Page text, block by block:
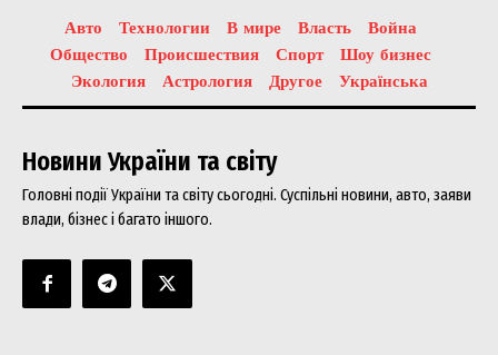
Авто Технологии В мире Власть
Война
Общество
Происшествия Спорт
Шоу бизнес
Экология
Астрология Другое Українська
Новини України та світу
Головні події України та світу сьогодні. Суспільні новини, авто, заяви
влади, бізнес і багато іншого.